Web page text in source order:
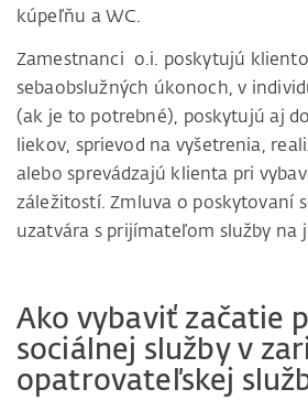
kúpeľňu a WC.
Zamestnanci o.i. poskytujú
sebaobslužných úkonoch, v
(ak je to potrebné), poskytujú aj
liekov, sprievod na vyšetrenia,
alebo sprevádzajú klienta pri
záležitostí. Zmluva o poskytovaní
uzatvára s prijímateľom služby na
Ako vybaviť začatie
sociálnej služby v
opatrovateľskej